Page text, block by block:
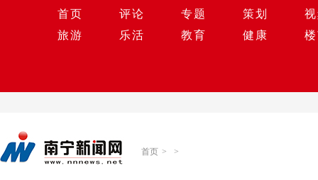
首页 评论 专题 策划
旅游
乐活 教育 健康
首页 > >